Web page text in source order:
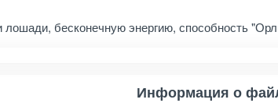
лошади, бесконечную энергию, способность
Информация о